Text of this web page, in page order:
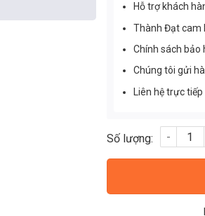
Hỗ trợ khách
Thành Đạt cam
Chính sách bảo
Chúng tôi gửi
Liên hệ trực
Đèn Pha Led Ngoài